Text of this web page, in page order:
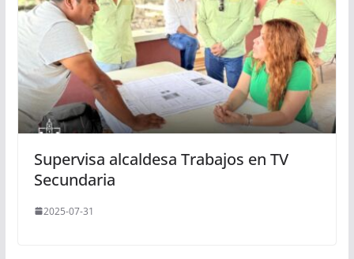
Supervisa alcaldesa Trabajos en TV
Secundaria
2025-07-31